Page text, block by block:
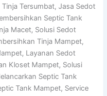
Tersumbat, Jasa Sedot
Septic Tank
Macet, Solusi Sedot
Tinja Mampet,
Layanan Sedot
Kloset Mampet, Solusi
Septic Tank
Tank Mampet, Service